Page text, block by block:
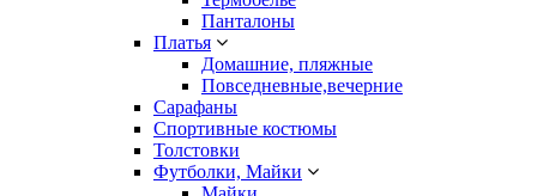
Панталоны
Платья
Домашние, пляжные
Повседневные,вечерние
Сарафаны
Спортивные костюмы
Толстовки
Футболки, Майки